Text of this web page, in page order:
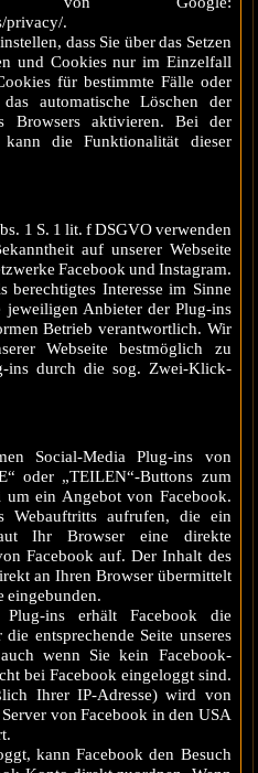
privacy/.
dass Sie über das Setzen
und Cookies nur im Einzelfall
für bestimmte Fälle oder
automatische Löschen der
Browsers aktivieren. Bei der
die Funktionalität dieser
1 S. 1 lit. f DSGVO verwenden
auf unserer Webseite
Facebook und Instagram.
berechtigtes Interesse im Sinne
Anbieter der Plug-ins
Betrieb verantwortlich. Wir
Webseite bestmöglich zu
ins durch die sog. Zwei-Klick-
Social-Media Plug-ins von
oder „TEILEN“-Buttons zum
um ein Angebot von Facebook.
Webauftritts aufrufen, die ein
Ihr Browser eine direkte
Facebook auf. Der Inhalt des
an Ihren Browser übermittelt
eingebunden.
ins erhält Facebook die
entsprechende Seite unseres
wenn Sie kein Facebook-
bei Facebook eingeloggt sind.
Ihrer IP-Adresse) wird von
von Facebook in den USA
kann Facebook den Besuch